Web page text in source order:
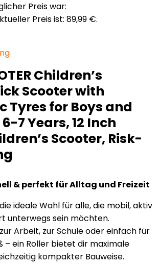
Preis war:
Preis ist: 89,99 €.
Children’s
Scooter with
Tyres for Boys and
7 Years, 12 Inch
Scooter, Risk-
& perfekt für Alltag und Freizeit
ideale Wahl für alle, die mobil, aktiv
unterwegs sein möchten.
Arbeit, zur Schule oder einfach für
– ein Roller bietet dir maximale
kompakter Bauweise.